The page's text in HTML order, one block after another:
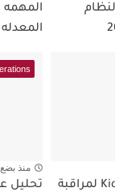
المهمه
شرح KidsGuard Pro لمراقبة
منذ
تحليل